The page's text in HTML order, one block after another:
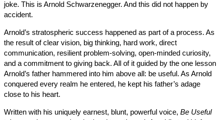
joke. This is Arnold Schwarzenegger. And this did not happen
accident.
Arnold’s stratospheric success happened as part of a process.
the result of clear vision, big thinking, hard work, direct
communication, resilient problem-solving, open-minded
and a commitment to giving back. All of it guided by the one
Arnold’s father hammered into him above all: be useful. As
conquered every realm he entered, he kept his father’s adage
close to his heart.
Written with his uniquely earnest, blunt, powerful voice,Be